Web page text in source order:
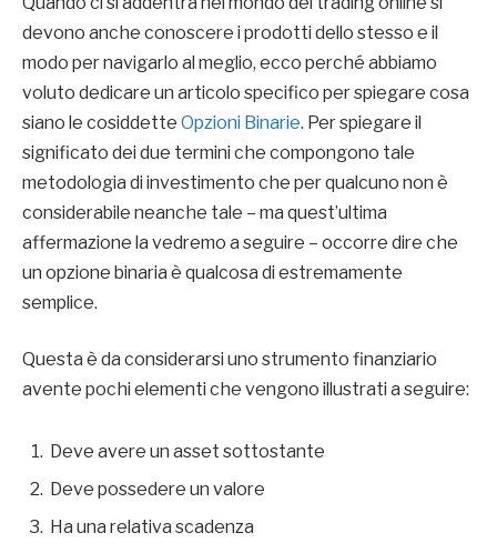
devono anche conoscere i prodotti dello stesso e il
modo per navigarlo al meglio, ecco perché abbiamo
voluto dedicare un articolo specifico per spiegare cosa
siano le cosiddette Opzioni Binarie. Per spiegare il
significato dei due termini che compongono tale
metodologia di investimento che per qualcuno non è
considerabile neanche tale – ma quest’ultima
affermazione la vedremo a seguire – occorre dire che
un opzione binaria è qualcosa di estremamente
semplice.
Questa è da considerarsi uno strumento finanziario
avente pochi elementi che vengono illustrati a seguire:
Deve avere un asset sottostante
Deve possedere un valore
Ha una relativa scadenza